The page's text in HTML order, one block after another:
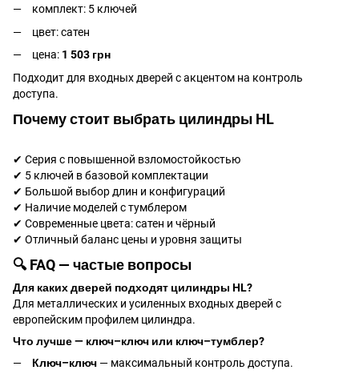
комплект: 5 ключей
цвет: сатен
цена: 1 503 грн
Подходит для входных дверей с акцентом на контроль
доступа.
Почему стоит выбрать цилиндры HL
✔ Серия с повышенной взломостойкостью
✔ 5 ключей в базовой комплектации
✔ Большой выбор длин и конфигураций
✔ Наличие моделей с тумблером
✔ Современные цвета: сатен и чёрный
✔ Отличный баланс цены и уровня защиты
🔍 FAQ — частые вопросы
Для каких дверей подходят цилиндры HL?
Для металлических и усиленных входных дверей с
европейским профилем цилиндра.
Что лучше — ключ–ключ или ключ–тумблер?
Ключ–ключ — максимальный контроль доступа.